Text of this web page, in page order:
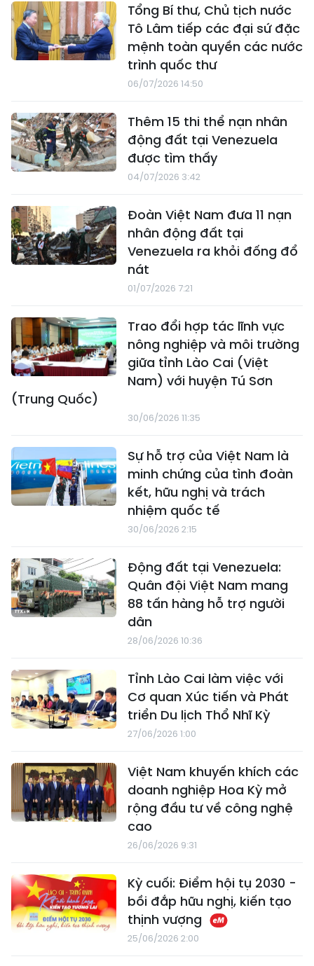
Tổng Bí thư, Chủ tịch nước
Tô Lâm tiếp các đại sứ đặc
mệnh toàn quyền các nước
trình quốc thư
06/07/2026 14:50
Thêm 15 thi thể nạn nhân
động đất tại Venezuela
được tìm thấy
04/07/2026 3:42
Đoàn Việt Nam đưa 11 nạn
nhân động đất tại
Venezuela ra khỏi đống đổ
nát
01/07/2026 7:21
Trao đổi hợp tác lĩnh vực
nông nghiệp và môi trường
giữa tỉnh Lào Cai (Việt
Nam) với huyện Tú Sơn
(Trung Quốc)
30/06/2026 11:35
Sự hỗ trợ của Việt Nam là
minh chứng của tình đoàn
kết, hữu nghị và trách
nhiệm quốc tế
30/06/2026 2:15
Động đất tại Venezuela:
Quân đội Việt Nam mang
88 tấn hàng hỗ trợ người
dân
28/06/2026 10:36
Tỉnh Lào Cai làm việc với
Cơ quan Xúc tiến và Phát
triển Du lịch Thổ Nhĩ Kỳ
27/06/2026 1:00
Việt Nam khuyến khích các
doanh nghiệp Hoa Kỳ mở
rộng đầu tư về công nghệ
cao
26/06/2026 9:31
Kỳ cuối: Điểm hội tụ 2030 -
bồi đắp hữu nghị, kiến tạo
thịnh vượng
25/06/2026 2:00